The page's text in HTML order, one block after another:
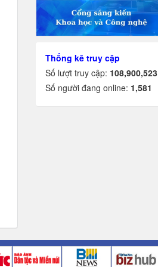
Thống kê truy cập
Số lượt truy cập: 108,900,523
Số người đang online: 1,581